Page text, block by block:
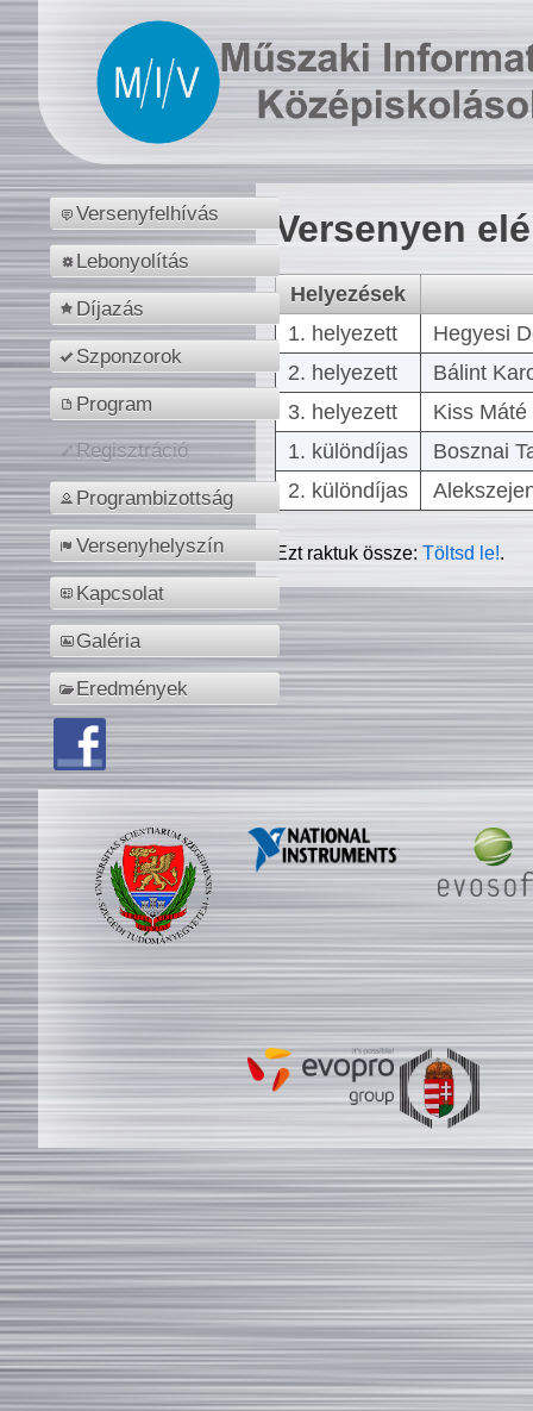
Versenyfelhívás
Lebonyolítás
Díjazás
Szponzorok
Program
Regisztráció
Programbizottság
Versenyhelyszín
Kapcsolat
Galéria
Eredmények
Versenyen
Helyezések
1. helyezett
Hegyesi
2. helyezett
Bálint
3. helyezett
Kiss
1. különdíjas
Bosznai
2. különdíjas
Ezt raktuk össze:Töltsd le!.